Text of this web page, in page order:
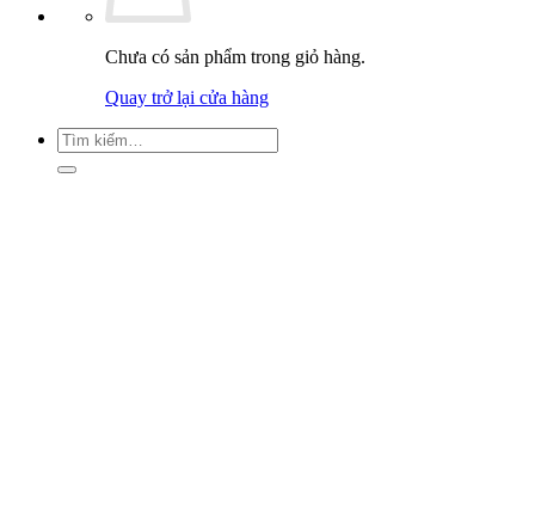
Chưa có sản phẩm trong giỏ hàng.
Quay trở lại cửa hàng
Tìm
kiếm: